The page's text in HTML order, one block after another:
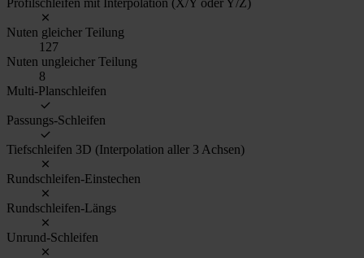
Nuten gleicher Teilung
127
Nuten ungleicher Teilung
8
Multi-Planschleifen
Passungs-Schleifen
Tiefschleifen 3D (Interpolation aller 3 Achsen)
Rundschleifen-Einstechen
Rundschleifen-Längs
Unrund-Schleifen